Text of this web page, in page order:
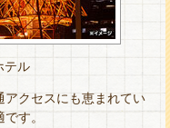
テル
クセスにも恵まれてい
す。